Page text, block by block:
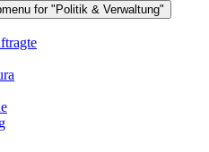
for "Politik & Verwaltung"